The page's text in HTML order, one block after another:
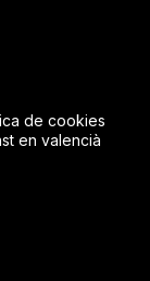
de cookies
en valencià